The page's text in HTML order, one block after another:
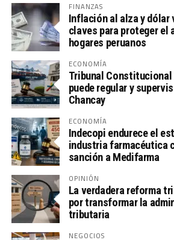
FINANZAS
Inflación al alza y
claves para proteger el
hogares peruanos
ECONOMÍA
Tribunal
puede regular y
Chancay
ECONOMÍA
Indecopi endurece el
industria farmacéutica
sanción a Medifarma
OPINIÓN
La verdadera reforma
por transformar la
tributaria
NEGOCIOS